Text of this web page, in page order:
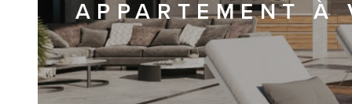
APPARTEMENT À